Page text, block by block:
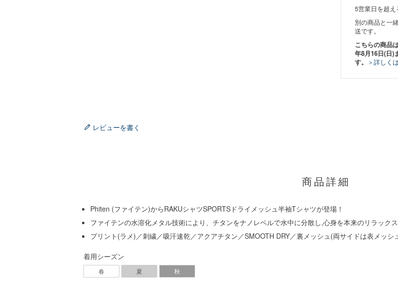
5営業日を超え
別の商品と一
送です。
こちらの商品
年8月16日(日)
す。 ＞詳しく
レビューを書く
商品詳細
Phiten (ファイテン)からRAKUシャツSPORTSドライメッシュ半袖Tシャツが登場！
ファイテンの水溶化メタル技術により、チタンをナノレベルで水中に分散し,心身を本来のリラックス
プリント(ラメ)／刺繍／吸汗速乾／アクアチタン／SMOOTH DRY／裏メッシュ(両サイドは表メッシ
着用シーズン
春 夏 秋